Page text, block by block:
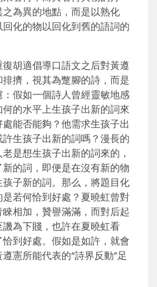
為異的地點，而是以熟化
化的物以回化到舊的語詞的
胡適倡導口語文之后對黃遵
擠，視其為蹩腳的詩，而是
假如一個詩人曾經靈敏地感
的水平上生孩子出新的詞來
能否能夠？他需求生孩子出
生孩子出新的詞嗎？漫長的
是想生孩子出新的詞來的，
的詞，即便是在沒有新的物
子新的詞。那么，將題目化
若何恰到好處？夏曉虹曾對
相加，贊譽滿滿，而對后起
為下賤，也許在夏曉虹看
到好處。假如是如許，就會
憲所能代表的“詩界反動”足